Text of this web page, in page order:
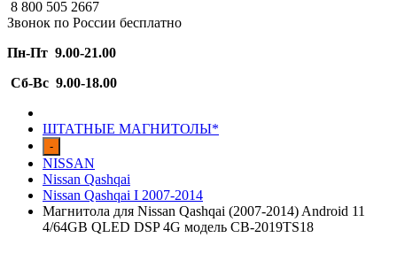
8 800 505 2667
Звонок по России бесплатно
Пн-Пт 9.00-21.00
Сб-Вс 9.00-18.00
ШТАТНЫЕ МАГНИТОЛЫ*
-
NISSAN
Nissan Qashqai
Nissan Qashqai I 2007-2014
Магнитола для Nissan Qashqai (2007-2014) Android 11
4/64GB QLED DSP 4G модель CB-2019TS18